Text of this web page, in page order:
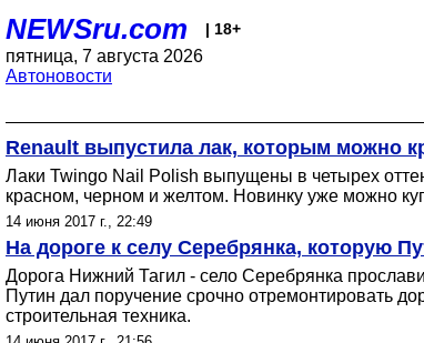
NEWSru.com | 18+
пятница, 7 августа 2026
Автоновости
Renault выпустила лак, которым можно
Лаки Twingo Nail Polish выпущены в четырех
красном, черном и желтом. Новинку уже можно
14 июня 2017 г., 22:49
На дороге к селу Серебрянка, которую
Дорога Нижний Тагил - село Серебрянка
Путин дал поручение срочно отремонтировать
строительная техника.